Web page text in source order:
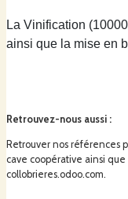
La Vinification
ainsi que la mise en
Retrouvez-nous aussi :
Retrouver nos références
cave coopérative ainsi
collobrieres.odoo.com.